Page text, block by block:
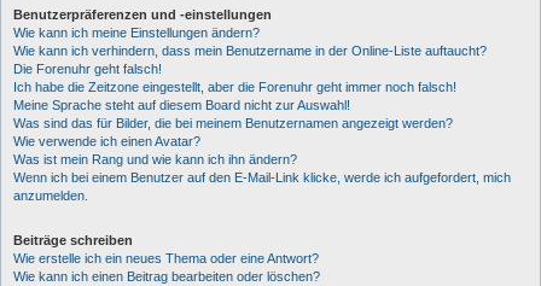
Benutzerpräferenzen und -einstellungen
Wie kann ich meine Einstellungen ändern?
Wie kann ich verhindern, dass mein Benutzername in der Online-Liste auftaucht?
Die Forenuhr geht falsch!
Ich habe die Zeitzone eingestellt, aber die Forenuhr geht immer noch falsch!
Meine Sprache steht auf diesem Board nicht zur Auswahl!
Was sind das für Bilder, die bei meinem Benutzernamen angezeigt werden?
Wie verwende ich einen Avatar?
Was ist mein Rang und wie kann ich ihn ändern?
Wenn ich bei einem Benutzer auf den E-Mail-Link klicke, werde ich aufgefordert, mich
anzumelden.
Beiträge schreiben
Wie erstelle ich ein neues Thema oder eine Antwort?
Wie kann ich einen Beitrag bearbeiten oder löschen?